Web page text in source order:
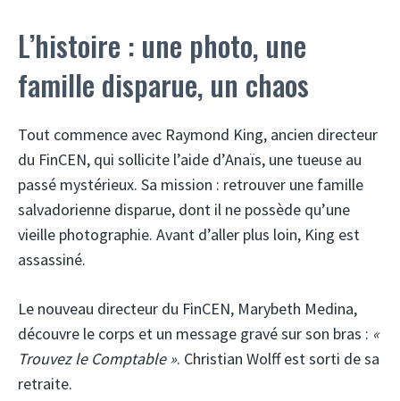
L’histoire : une photo, une
famille disparue, un chaos
Tout commence avec Raymond King, ancien directeur
du FinCEN, qui sollicite l’aide d’Anaïs, une tueuse au
passé mystérieux. Sa mission : retrouver une famille
salvadorienne disparue, dont il ne possède qu’une
vieille photographie. Avant d’aller plus loin, King est
assassiné.
Le nouveau directeur du FinCEN, Marybeth Medina,
découvre le corps et un message gravé sur son bras : «
Trouvez le Comptable ». Christian Wolff est sorti de sa
retraite.